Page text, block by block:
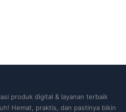
produk digital & layanan terbaik
Hemat, praktis, dan pastinya bikin